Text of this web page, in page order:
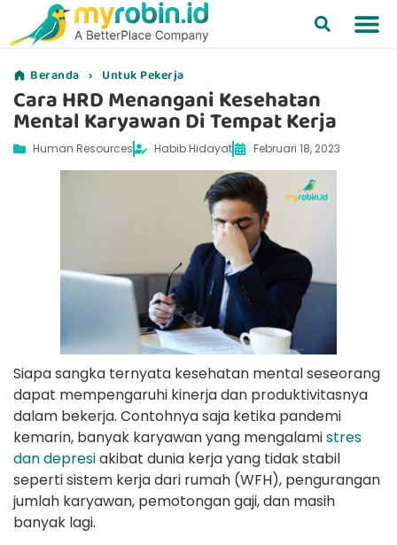
Beranda › Untuk Pekerja
Cara HRD Menangani Kesehatan
Mental Karyawan Di Tempat Kerja
Human Resources Habib Hidayat Februari 18, 2023
Siapa sangka ternyata kesehatan mental seseorang
dapat mempengaruhi kinerja dan produktivitasnya
dalam bekerja. Contohnya saja ketika pandemi
kemarin, banyak karyawan yang mengalamistres
dan depresiakibat dunia kerja yang tidak stabil
seperti sistem kerja dari rumah (WFH), pengurangan
jumlah karyawan, pemotongan gaji, dan masih
banyak lagi.